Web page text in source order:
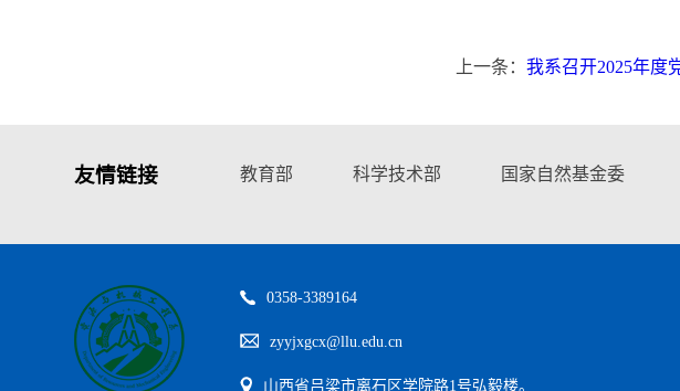
上一条： 我系召开2025年度
友情链接 教育部 科学技术部 国家自然基金委
0358-3389164
zyyjxgcx@llu.edu.cn
山西省吕梁市离石区学院路1号弘毅楼。